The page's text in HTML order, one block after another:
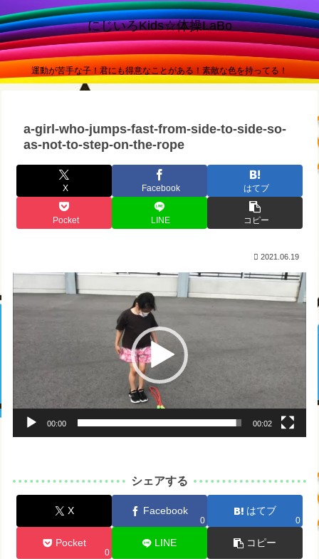
にじいろKids☆体操LaBo
運動が苦手な子！君にも得意なことがある！素敵な色を持ってる！
a-girl-who-jumps-fast-from-side-to-side-so-
as-not-to-step-on-the-rope
X Facebook はてブ
Pocket LINE コピー
2021.06.19
レ
ー
00:00 00:02
シェアする
X Facebook
0
はてブ
0
Pocket
0
LINE コピー